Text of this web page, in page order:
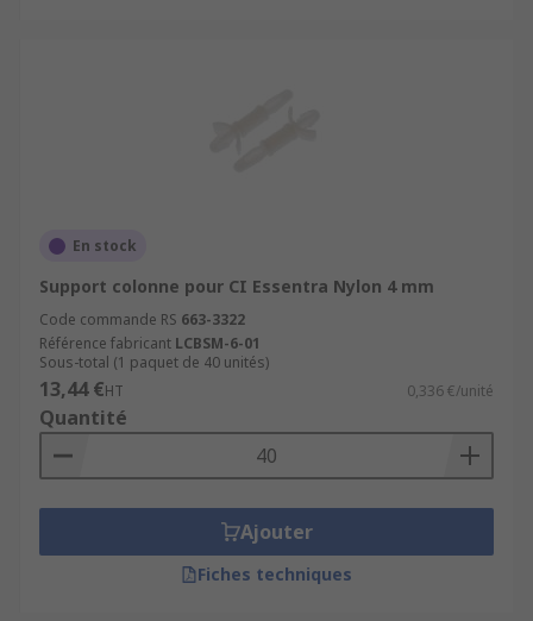
En stock
Support colonne pour CI Essentra Nylon 4 mm
Code commande RS 663-3322
Référence fabricant LCBSM-6-01
Sous-total (1 paquet de 40 unités)
13,44 €HT 0,336 €/unité
Quantité
Ajouter
Fiches techniques